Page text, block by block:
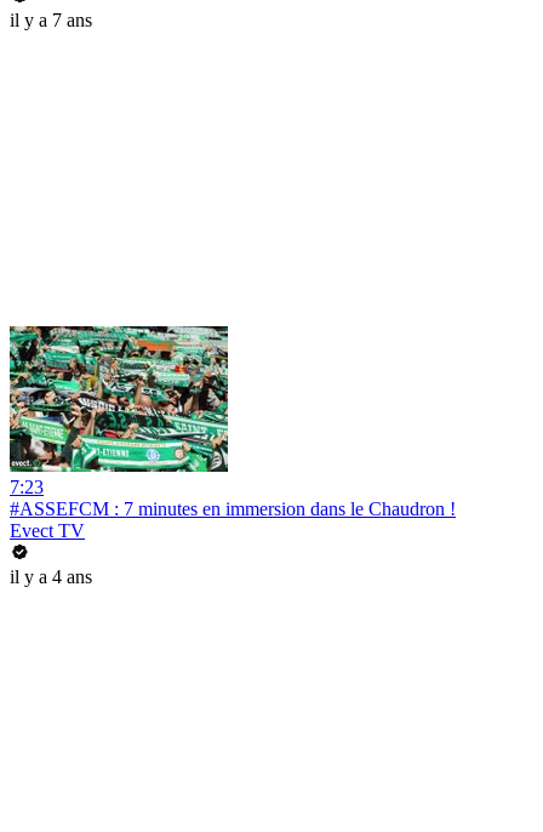
il y a 7 ans
7:23
#ASSEFCM : 7 minutes en immersion dans le Chaudron !
Evect TV
il y a 4 ans